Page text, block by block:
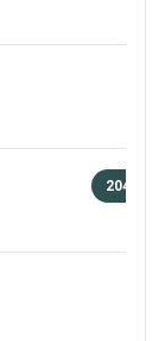
204 €